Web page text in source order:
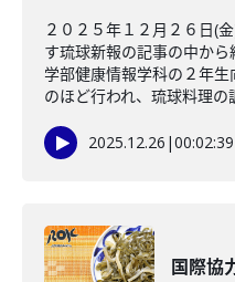
２０２５年１２月２６日(
す琉球新報の記事の中か
学部健康情報学科の２年
のほど行われ、琉球料理の
2025.12.26 |00:02:39
国際協